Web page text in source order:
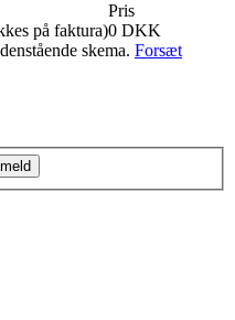
Pris
på faktura)0 DKK
skema. Forsæt